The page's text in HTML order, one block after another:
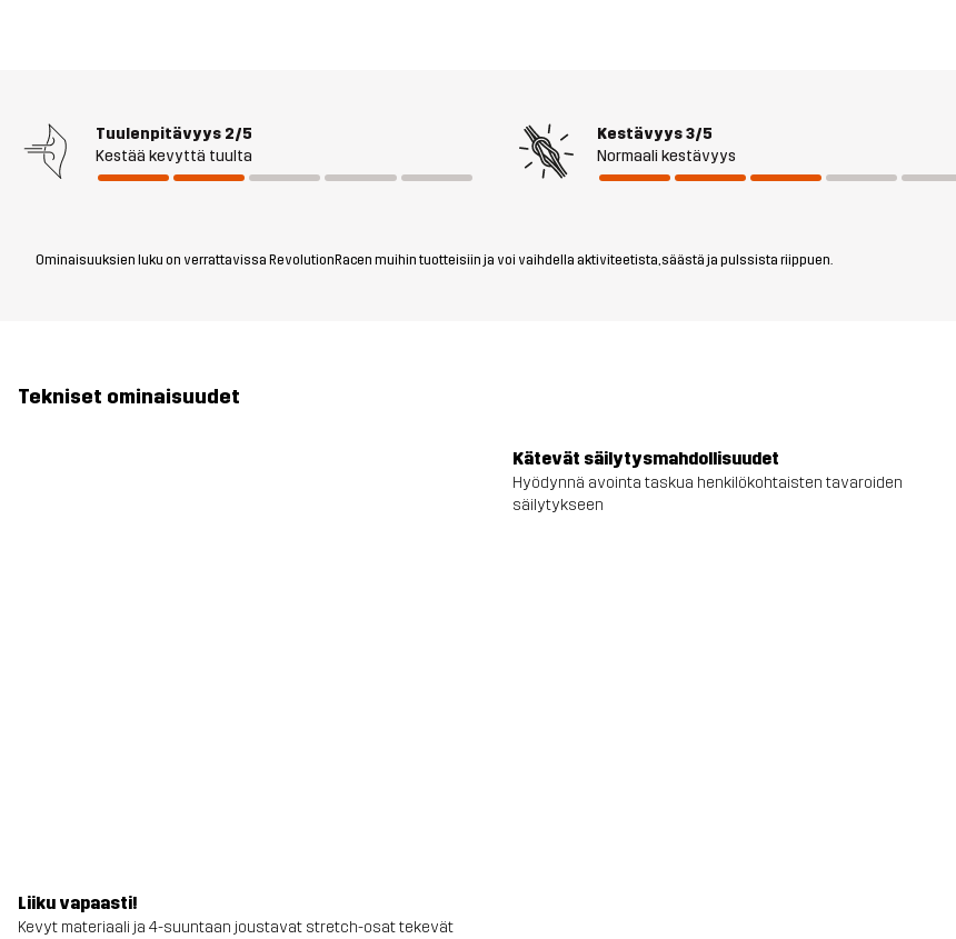
Tuulenpitävyys 2/5
Kestää kevyttä tuulta
Kestävyys3/5
Normaali kestävyys
Ominaisuuksien luku on verrattavissa RevolutionRacen muihin tuotteisiin ja voi vaihdella aktiviteetista, säästä ja pulssista riippuen.
Tekniset ominaisuudet
Liiku vapaasti!
Kevyt materiaali ja 4-suuntaan joustavat stretch-osat tekevät
Kätevät säilytysmahdollisuudet
Hyödynnä avointa taskua henkilökohtaisten tavaroiden
säilytykseen